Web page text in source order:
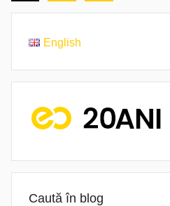
articole
English
Caută în blog